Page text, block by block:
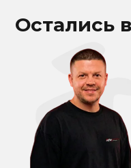
Остались